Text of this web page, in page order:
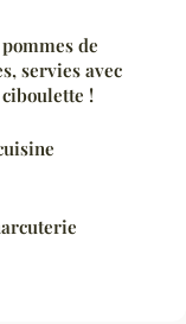
de
servies avec
!